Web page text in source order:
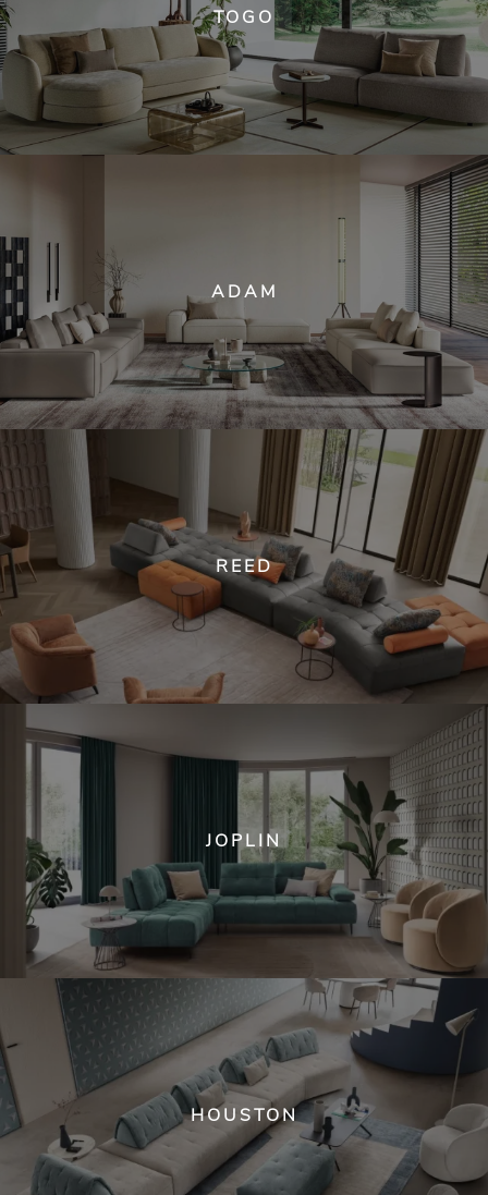
TOGO
ADAM
REED
JOPLIN
HOUSTON